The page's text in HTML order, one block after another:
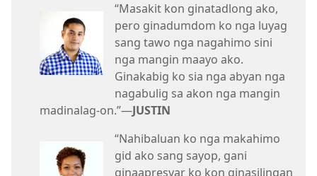
“Masakit kon ginatadlong ako,
pero ginadumdom ko nga luyag
sang tawo nga nagahimo sini
nga mangin maayo ako.
Ginakabig ko sia nga abyan nga
nagabulig sa akon nga mangin
madinalag-on.”—JUSTIN
“Nahibaluan ko nga makahimo
gid ako sang sayop, gani
ginaapresyar ko kon ginasilingan